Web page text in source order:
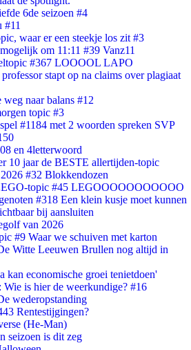
6de seizoen #4
#11
waar er een steekje los zit #3
om 11:11 #39 Vanz11
#367 LOOOOL LAPO
stapt op na claims over plagiaat
naar balans #12
topic #3
#1184 met 2 woorden spreken SVP
en 4letterwoord
10 jaar de BESTE allertijden-topic
#32 Blokkendozen
topic #45 LEGOOOOOOOOOOO
#318 Een klein kusje moet kunnen
bij aansluiten
van 2026
#9 Waar we schuiven met karton
Witte Leeuwen Brullen nog altijd in
kan economische groei tenietdoen'
is hier de weerkundige? #16
wederopstanding
Rentestijgingen?
(He-Man)
seizoen is dit zeg